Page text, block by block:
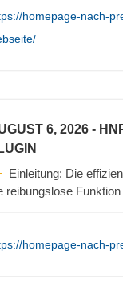
homepage-nach-
6, 2026 -
Einleitung: Die
reibungslose
homepage-nach-